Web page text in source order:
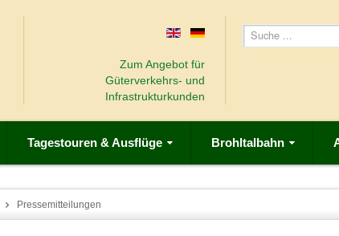
Zum Angebot für
Güterverkehrs- und
Infrastrukturkunden
Tagestouren & Ausflüge Brohltalbahn
Pressemitteilungen